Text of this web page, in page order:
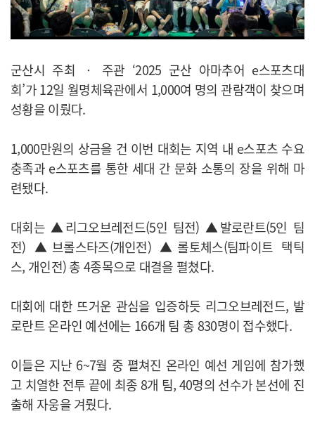
군산시 주최 ‧ 주관 ‘2025 군산 아마추어 e스포츠대
회’가 12일 월명체육관에서 1,000여 명의 관람객이 찾으며
성황을 이뤘다.
1,000만원의 상금을 건 이번 대회는 지역 내 e스포츠 수요
충족과 e스포츠를 통한 세대 간 문화 소통의 장을 위해 마
련됐다.
대회는 ▲리그오브레전드(5인 팀전) ▲발로란트(5인 팀
전) ▲브롤스타즈(개인전) ▲롤토체스(팀파이트 택틱
스, 개인전) 총 4종목으로 대결을 펼쳤다.
대회에 대한 뜨거운 관심을 입증하듯 리그오브레전드, 발
로란트 온라인 예선에는 166개 팀 총 830명이 접수했다.
이들은 지난 6~7월 중 펼쳐진 온라인 예선 게임에 참가했
고 치열한 전투 끝에 최종 8개 팀, 40명의 선수가 본선에 진
출해 자웅을 겨뤘다.